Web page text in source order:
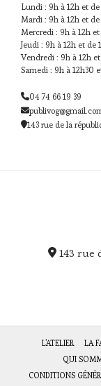
Lundi : 9h à 12h et
Mardi : 9h à 12h et
Mercredi : 9h à 12h
Jeudi : 9h à 12h et de
Vendredi : 9h à 12h
Samedi : 9h à 12h30
04 74 66 19 39
143 rue de la
143 rue
L’ATELIER LA
QUI
CONDITIONS